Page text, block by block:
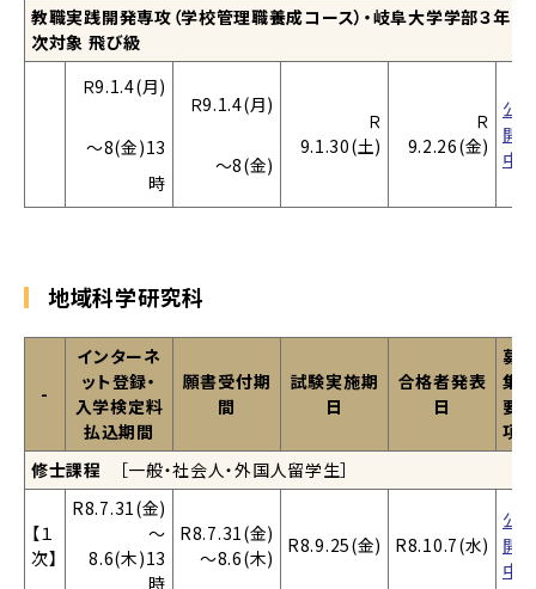
教職実践開発専攻（学校管理職養成コース）・岐阜大学学部３年
次対象 飛び級
Ｒ9.1.4(月)
～8(金)13
時
Ｒ9.1.4(月)
～8(金)
Ｒ
9.1.30(土)
Ｒ
9.2.26(金)
公
開
中
地域科学研究科
-
インターネ
ット登録・
入学検定料
払込期間
願書受付期
間
試験実施期
日
合格者発表
日
募
集
要
項
修士課程 ［一般・社会人・外国人留学生］
【１
次】
R8.7.31(金)
～
8.6(木)13
時
R8.7.31(金)
～8.6(木)
R8.9.25(金) R8.10.7(水)
公
開
中